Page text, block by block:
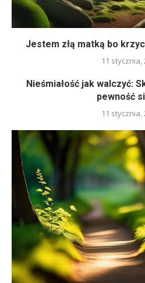
Jestem złą matką bo
11 stycznia,
Nieśmiałość jak walczyć:
pewność
11 stycznia,